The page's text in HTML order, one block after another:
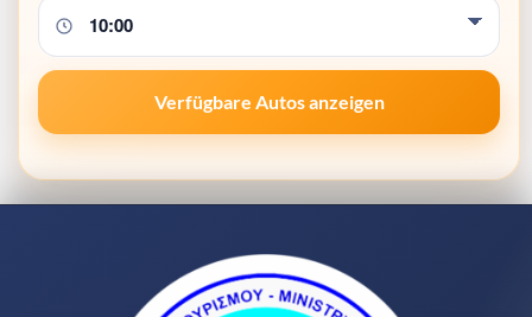
Verfügbare Autos anzeigen